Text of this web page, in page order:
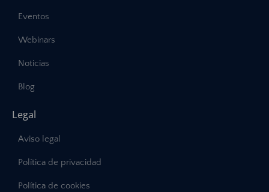
Eventos
Webinars
Noticias
Blog
Legal
Aviso legal
Política de privacidad
Política de cookies